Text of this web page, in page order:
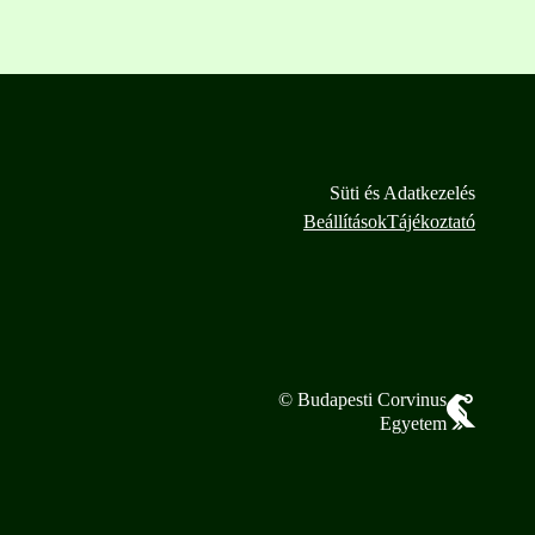
Süti és Adatkezelés
BeállításokTájékoztató
© Budapesti Corvinus
Egyetem